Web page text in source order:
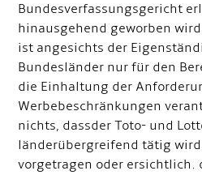
Bundesverfassungsgericht
hinausgehend geworben
ist angesichts der
Bundesländer nur für den
die Einhaltung der
Werbebeschränkungen
nichts, dassder Toto- und
länderübergreifend tätig
vorgetragen oder ersichtlich.